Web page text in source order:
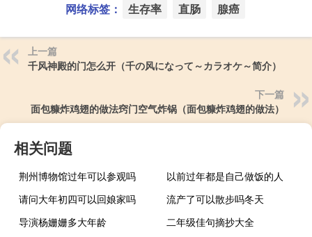
网络标签： 生存率 直肠 腺癌
上一篇
千风神殿的门怎么开（千の风になって～カラオケ～简介）
下一篇
面包糠炸鸡翅的做法窍门空气炸锅（面包糠炸鸡翅的做法）
相关问题
荆州博物馆过年可以参观吗
以前过年都是自己做饭的人
请问大年初四可以回娘家吗
流产了可以散步吗冬天
导演杨姗姗多大年龄
二年级佳句摘抄大全